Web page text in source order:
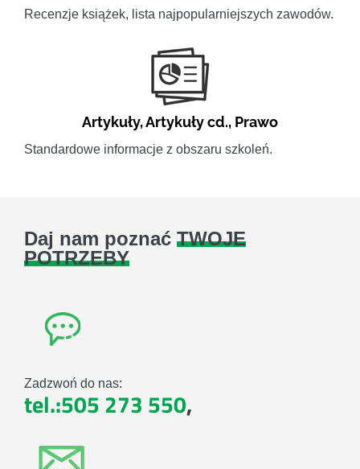
Recenzje książek, lista najpopularniejszych zawodów.
Artykuły,Artykuły cd., Prawo
Standardowe informacje z obszaru szkoleń.
Daj nam poznać TWOJE
POTRZEBY
Zadzwoń do nas:
tel.:505 273 550,